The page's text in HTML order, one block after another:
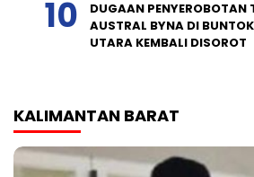
DUGAAN PENYEROBOTAN
AUSTRAL BYNA DI
UTARA KEMBALI DISOROT
KALIMANTAN BARAT